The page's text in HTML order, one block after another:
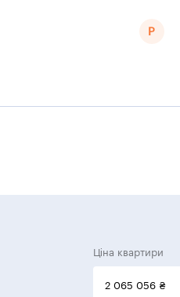
Ціна квартири
2 065 056 ₴